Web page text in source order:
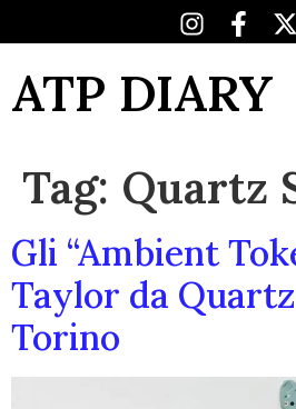
ATP DIARY
Tag: Quartz
Gli “Ambient
Taylor da
Torino